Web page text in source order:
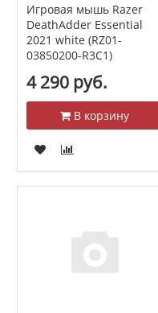
Игровая мышь Razer
DeathAdder Essential
2021 white (RZ01-
03850200-R3C1)
4 290 руб.
В корзину